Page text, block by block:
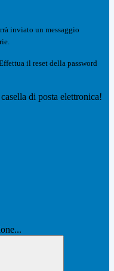
inviato un messaggio
il reset della password
di posta elettronica!